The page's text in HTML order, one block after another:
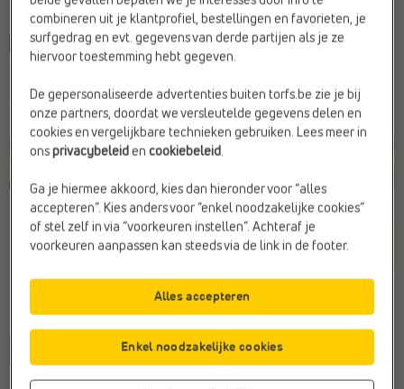
Sneakers roze
-45% C l prijsje
Je bespaart
€ 49,99 € 27,49
Vorige laagste prijs: € 27,49
Kleur
Roze
Maat
32
combineren uit je klantprofiel, bestellingen en favorieten, je
surfgedrag en evt. gegevens van derde partijen als je ze
hiervoor toestemming hebt gegeven.
De gepersonaliseerde advertenties buiten torfs.be zie je bij
onze partners, doordat we versleutelde gegevens delen en
cookies en vergelijkbare technieken gebruiken. Lees meer in
onsprivacybeleid encookiebeleid.
Ga je hiermee akkoord, kies dan hieronder voor “alles
accepteren”. Kies anders voor “enkel noodzakelijke cookies”
of stel zelf in via “voorkeuren instellen”. Achteraf je
voorkeuren aanpassen kan steeds via de link in de footer.
Enkel noodzakelijke cookies
Alles accepteren